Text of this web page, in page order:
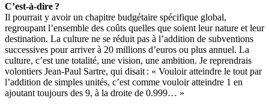
C’est-à-dire ?
Il pourrait y avoir un chapitre budgétaire spécifique global,
regroupant l’ensemble des coûts quelles que soient leur nature et leur
destination. La culture ne se réduit pas à l’addition de subventions
successives pour arriver à 20 millions d’euros ou plus annuel. La
culture, c’est une totalité, une vision, une ambition. Je reprendrais
volontiers Jean-Paul Sartre, qui disait : « Vouloir atteindre le tout par
l’addition de simples unités, c’est comme vouloir atteindre 1 en
ajoutant toujours des 9, à la droite de 0.999… »